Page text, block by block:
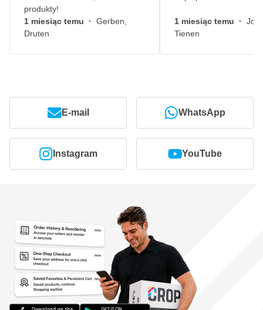
produkty!
1 miesiąc temu · Gerben,
Druten
1 miesiąc temu ·
Tienen
E-mail WhatsApp
Instagram YouTube